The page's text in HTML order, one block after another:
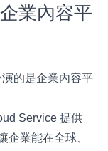
業內容平
演的是企業內容平
Service 提供
企業能在全球、